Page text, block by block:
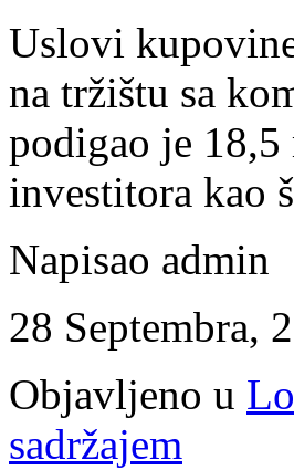
Uslovi
na tržištu sa
podigao je
investitora kao
Napisao admin
28 Septembra,
Objavljeno u
sadržajem